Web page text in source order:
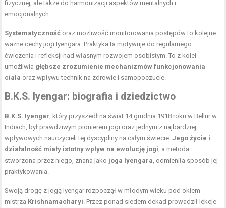
fizycznej, ale także do harmonizacji aspektów mentalnych i
emocjonalnych.
Systematyczność oraz możliwość monitorowania postępów to kolejne
ważne cechy jogi Iyengara. Praktyka ta motywuje do regularnego
ćwiczenia i refleksji nad własnym rozwojem osobistym. To z kolei
umożliwia głębsze zrozumienie mechanizmów funkcjonowania
ciała oraz wpływu technik na zdrowie i samopoczucie.
B.K.S. Iyengar: biografia i dziedzictwo
B.K.S. Iyengar, który przyszedł na świat 14 grudnia 1918 roku w Bellur w
Indiach, był prawdziwym pionierem jogi oraz jednym z najbardziej
wpływowych nauczycieli tej dyscypliny na całym świecie.Jego życie i
działalność miały istotny wpływ na ewolucję jogi, a metoda
stworzona przez niego, znana jako joga Iyengara, odmieniła sposób jej
praktykowania.
Swoją drogę z jogą Iyengar rozpoczął w młodym wieku pod okiem
mistrza Krishnamacharyi. Przez ponad siedem dekad prowadził lekcje